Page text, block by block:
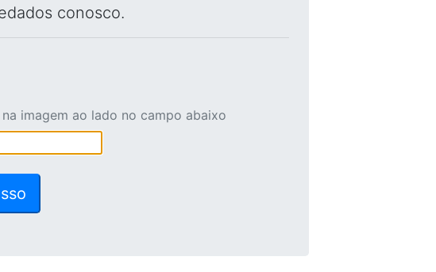
conosco.
imagem ao lado no campo abaixo